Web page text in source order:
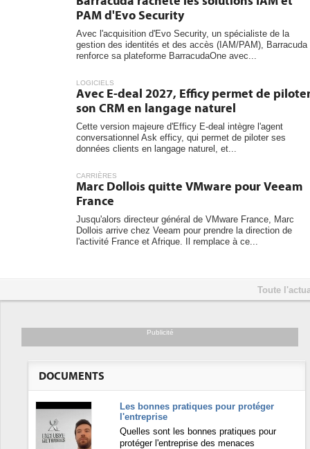
PAM d'Evo Security
Avec l'acquisition d'Evo Security, un spécialiste de la
gestion des identités et des accès (IAM/PAM), Barracuda
renforce sa plateforme BarracudaOne avec...
LOGICIELS
Avec E-deal 2027, Efficy permet de
son CRM en langage naturel
Cette version majeure d'Efficy E-deal intègre l'agent
conversationnel Ask efficy, qui permet de piloter ses
données clients en langage naturel, et...
CARRIÈRES
Marc Dollois quitte VMware pour Veeam
France
Jusqu'alors directeur général de VMware France, Marc
Dollois arrive chez Veeam pour prendre la direction de
l'activité France et Afrique. Il remplace à ce...
Toute
Publicité
DOCUMENTS
Les bonnes pratiques pour protéger
l'entreprise
Quelles sont les bonnes pratiques pour
protéger l'entreprise des menaces